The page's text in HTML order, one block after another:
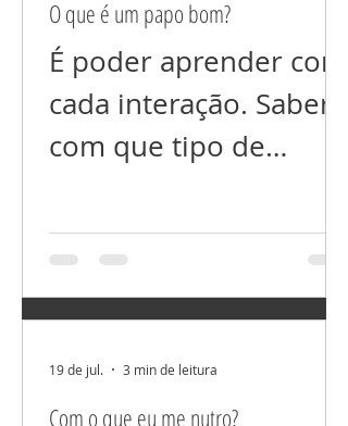
que colocamos foco
cresce! E se você está
prejudicando alguém
energeticamente, com
voltará para você
inevitavelmente. Um
exemplo prático é que,
quando você fala que
O que é um papo bom?
É poder aprender com
cada interação. Saber
com que tipo de
interagir. Com
conteúdo que agrega
informação e nos faz
pessoas melhores, ou
com conteúdo que
Com o que eu me nutro?
19 de jul. 3 min de leitura